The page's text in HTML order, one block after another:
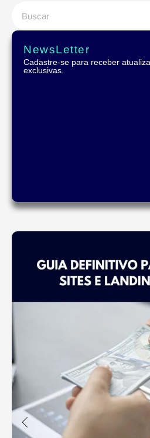
NewsLetter
Cadastre-se para receber
exclusivas.